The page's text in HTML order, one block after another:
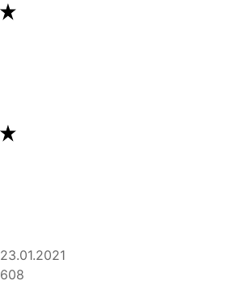
23.01.2021
608